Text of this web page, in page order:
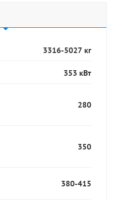
3316-5027 кг
353 кВт
280
350
380-415